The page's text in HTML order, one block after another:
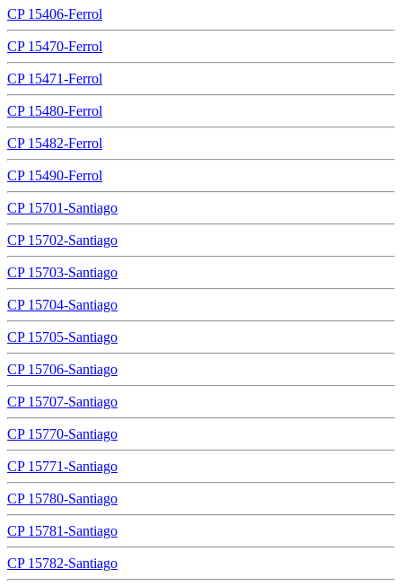
CP 15406-Ferrol
CP 15470-Ferrol
CP 15471-Ferrol
CP 15480-Ferrol
CP 15482-Ferrol
CP 15490-Ferrol
CP 15701-Santiago
CP 15702-Santiago
CP 15703-Santiago
CP 15704-Santiago
CP 15705-Santiago
CP 15706-Santiago
CP 15707-Santiago
CP 15770-Santiago
CP 15771-Santiago
CP 15780-Santiago
CP 15781-Santiago
CP 15782-Santiago